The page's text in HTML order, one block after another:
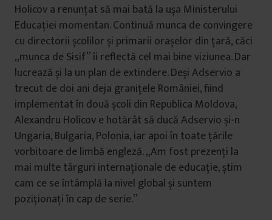
Holicov a renunțat să mai bată la ușa Ministerului
Educației momentan. Continuă munca de convingere
cu directorii școlilor și primarii orașelor din țară, căci
„munca de Sisif” îi reflectă cel mai bine viziunea. Dar
lucrează și la un plan de extindere. Deși Adservio a
trecut de doi ani deja granițele României, fiind
implementat în două școli din Republica Moldova,
Alexandru Holicov e hotărât să ducă Adservio și-n
Ungaria, Bulgaria, Polonia, iar apoi în toate țările
vorbitoare de limbă engleză. „Am fost prezenți la
mai multe târguri internaționale de educație, știm
cam ce se întâmplă la nivel global și suntem
poziționați în cap de serie.”